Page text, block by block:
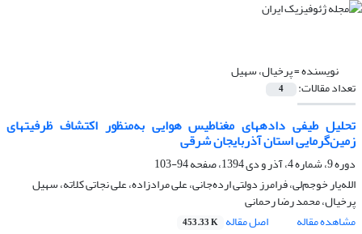
نویسنده =پرخیال، سهیل
تعداد مقالات: 4
تحلیل­ طیفی داده­های مغناطیس هوایی به‌منظور اکتشاف ظرفیت­های
زمین‌گرمایی استان آذربایجان شرقی
دوره 9، شماره 4، آذر و دی 1394، صفحه
94-103
الله‌یار خوجم‌لی، فرامرز دولتی ارده‌جانی، علی مرادزاده، علی نجاتی کلاته، سهیل
پرخیال، محمد رضا رحمانی
مشاهده مقاله
اصل مقاله 453.33 K